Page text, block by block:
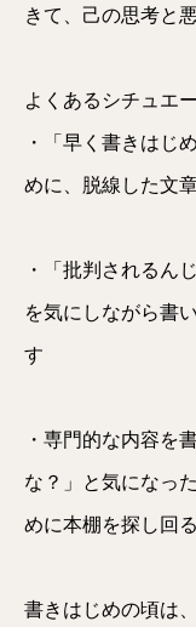
きて、己の思考と
よくあるシチュエ
・「早く書きはじ
めに、脱線した文
・「批判されるん
を気にしながら書
す
・専門的な内容を
な？」と気になっ
めに本棚を探し回る
書きはじめの頃は